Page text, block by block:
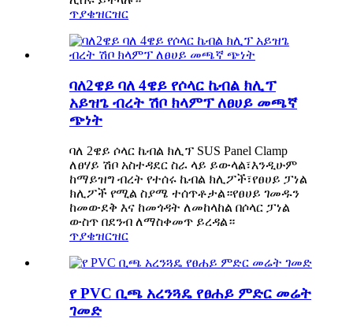
ጥያቄዝርዝር
ባለ2ዌይ ባለ 4ዌይ የሶላር ኬብል ክሊፕ
አይዝጌ ብረት ሽቦ ክላምፕ ለፀሀይ መጫኛ
ጭነት
ባለ 2ዌይ ሶላር ኬብል ክሊፕ SUS Panel Clamp
ለፀሃይ ሽቦ አስተዳደር ስራ ላይ ይውላል፣እንዲሁም
ከማይዝግ ብረት የተሰሩ ኬብል ክሊፖች፣የፀሀይ ፓነል
ክሊፖች የሚል ስያሜ ተሰጥቶታል።የፀሀይ ገመዱን
ከመውደቅ እና ከመጎዳት ለመከላከል በሶላር ፓነል
ውስጥ በደንብ ለማስቀመጥ ይረዳል።
ጥያቄዝርዝር
የ PVC ቢጫ አረንጓዴ የፀሐይ ምድር መሬት
ገመድ